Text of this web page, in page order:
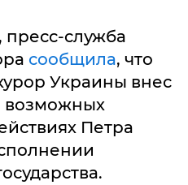
пресс-служба
сообщила, что
Украины внес
возможных
Петра